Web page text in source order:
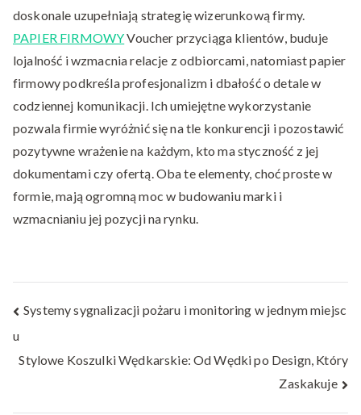
doskonale uzupełniają strategię wizerunkową firmy.
PAPIER FIRMOWYVoucher przyciąga klientów, buduje
lojalność i wzmacnia relacje z odbiorcami, natomiast papier
firmowy podkreśla profesjonalizm i dbałość o detale w
codziennej komunikacji. Ich umiejętne wykorzystanie
pozwala firmie wyróżnić się na tle konkurencji i pozostawić
pozytywne wrażenie na każdym, kto ma styczność z jej
dokumentami czy ofertą. Oba te elementy, choć proste w
formie, mają ogromną moc w budowaniu marki i
wzmacnianiu jej pozycji na rynku.
Nawigacja
wpisu
Systemy sygnalizacji pożaru i monitoring w jednym miejsc
u
Stylowe Koszulki Wędkarskie: Od Wędki po Design, Który
Zaskakuje